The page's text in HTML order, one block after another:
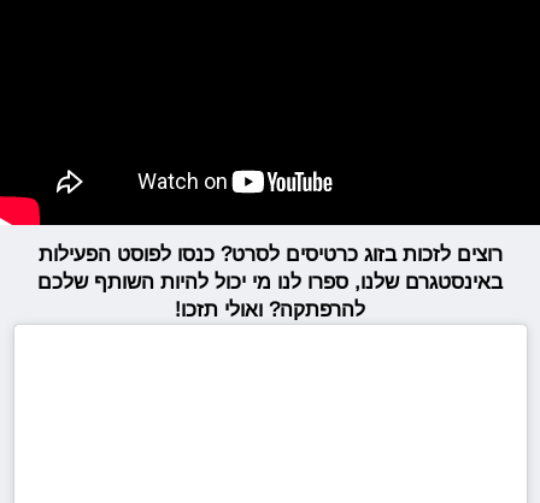
רוצים לזכות בזוג כרטיסים לסרט? כנסו לפוסט הפעילות
באינסטגרם שלנו, ספרו לנו מי יכול להיות השותף שלכם
להרפתקה? ואולי תזכו!